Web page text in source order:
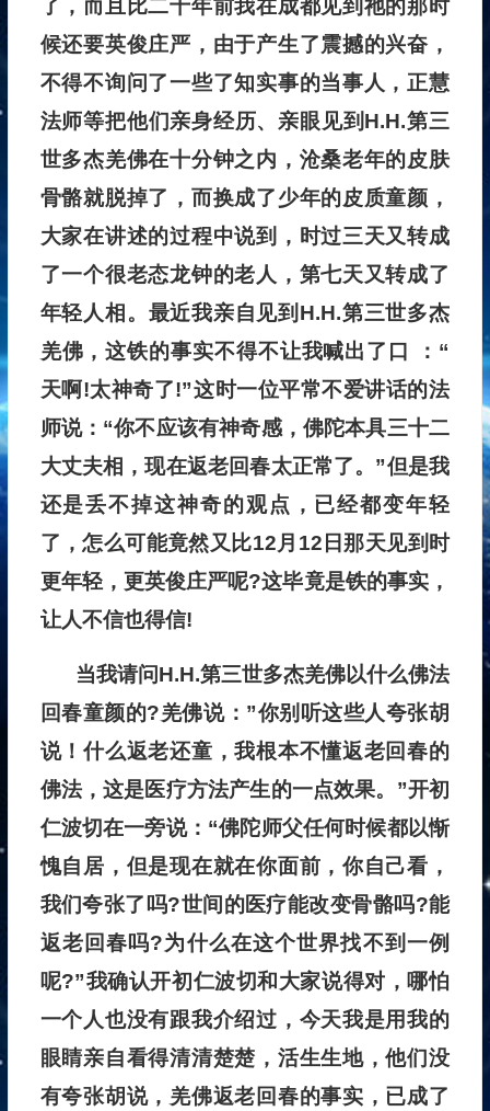
了，而且比二十年前我在成都见到祂的那时
候还要英俊庄严，由于产生了震撼的兴奋，
不得不询问了一些了知实事的当事人，正慧
法师等把他们亲身经历、亲眼见到H.H.第三
世多杰羌佛在十分钟之内，沧桑老年的皮肤
骨骼就脱掉了，而换成了少年的皮质童颜，
大家在讲述的过程中说到，时过三天又转成
了一个很老态龙钟的老人，第七天又转成了
年轻人相。最近我亲自见到H.H.第三世多杰
羌佛，这铁的事实不得不让我喊出了口 ：“
天啊!太神奇了!”这时一位平常不爱讲话的法
师说：“你不应该有神奇感，佛陀本具三十二
大丈夫相，现在返老回春太正常了。”但是我
还是丢不掉这神奇的观点，已经都变年轻
了，怎么可能竟然又比12月12日那天见到时
更年轻，更英俊庄严呢?这毕竟是铁的事实，
让人不信也得信!
当我请问H.H.第三世多杰羌佛以什么佛法
回春童颜的?羌佛说：”你别听这些人夸张胡
说！什么返老还童，我根本不懂返老回春的
佛法，这是医疗方法产生的一点效果。”开初
仁波切在一旁说：“佛陀师父任何时候都以惭
愧自居，但是现在就在你面前，你自己看，
我们夸张了吗?世间的医疗能改变骨骼吗?能
返老回春吗?为什么在这个世界找不到一例
呢?”我确认开初仁波切和大家说得对，哪怕
一个人也没有跟我介绍过，今天我是用我的
眼睛亲自看得清清楚楚，活生生地，他们没
有夸张胡说，羌佛返老回春的事实，已成了